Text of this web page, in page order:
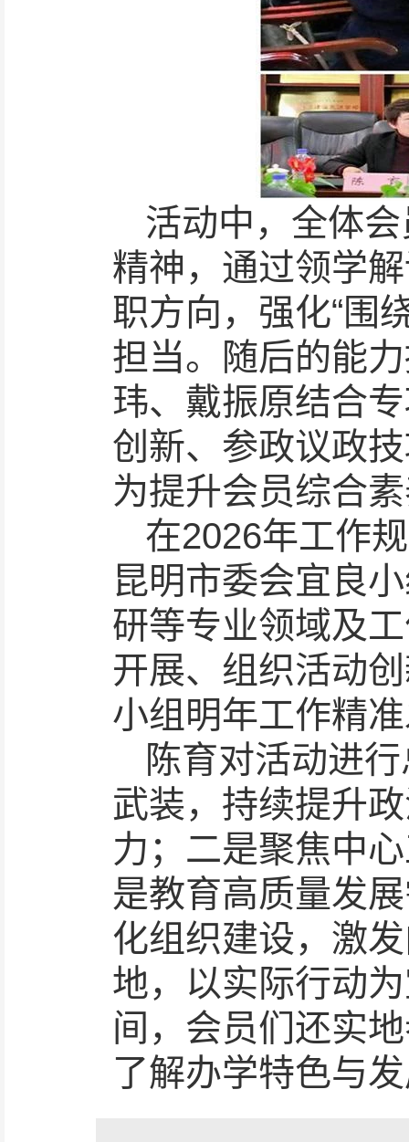
活动中，全体
精神，通过领学
职方向，强化“围
担当。随后的能
玮、戴振原结合
创新、参政议政
为提升会员综合
在2026年工作
昆明市委会宜良
研等专业领域及
开展、组织活动
小组明年工作精
陈育对活动进
武装，持续提升
力；二是聚焦中
是教育高质量发
化组织建设，激
地，以实际行动
间，会员们还实
了解办学特色与